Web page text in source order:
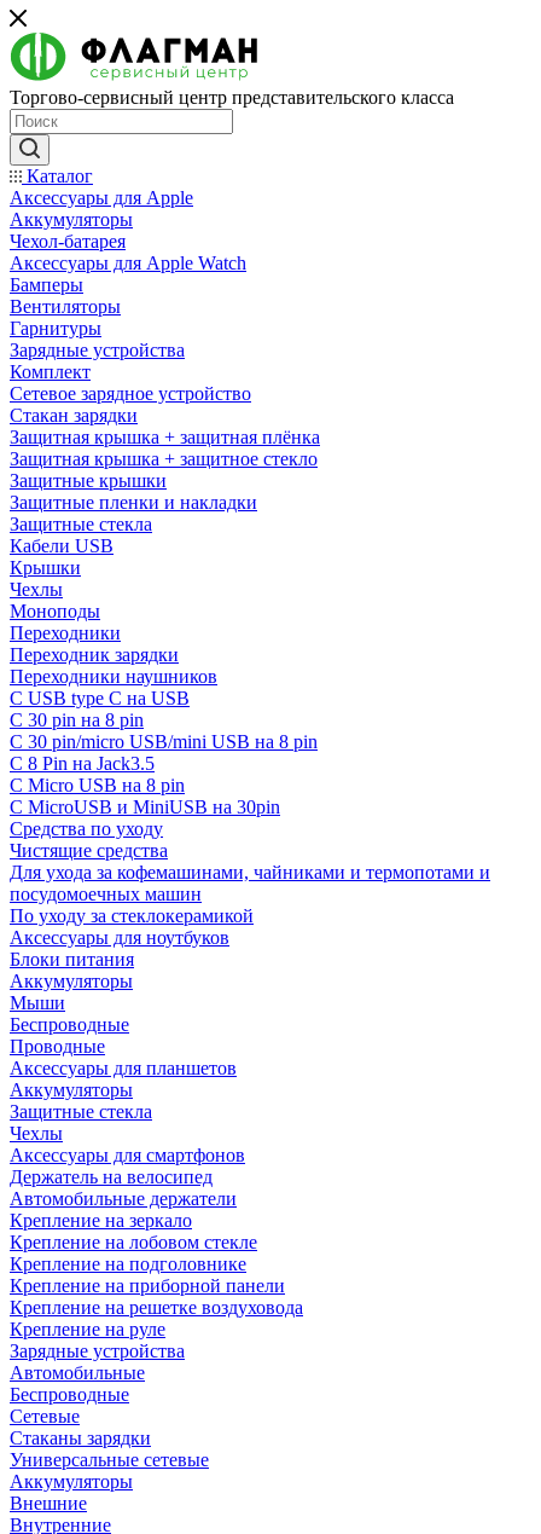
Торгово-сервисный центр представительского класса
Каталог
Аксессуары для Apple
Аккумуляторы
Чехол-батарея
Аксессуары для Apple Watch
Бамперы
Вентиляторы
Гарнитуры
Зарядные устройства
Комплект
Сетевое зарядное устройство
Стакан зарядки
Защитная крышка + защитная плёнка
Защитная крышка + защитное стекло
Защитные крышки
Защитные пленки и накладки
Защитные стекла
Кабели USB
Крышки
Чехлы
Моноподы
Переходники
Переходник зарядки
Переходники наушников
С USB type C на USB
С 30 pin на 8 pin
С 30 pin/micro USB/mini USB на 8 pin
С 8 Pin на Jack3.5
С Micro USB на 8 pin
С MicroUSB и MiniUSB на 30pin
Средства по уходу
Чистящие средства
Для ухода за кофемашинами, чайниками и термопотами и
посудомоечных машин
По уходу за стеклокерамикой
Аксессуары для ноутбуков
Блоки питания
Аккумуляторы
Мыши
Беспроводные
Проводные
Аксессуары для планшетов
Аккумуляторы
Защитные стекла
Чехлы
Аксессуары для смартфонов
Держатель на велосипед
Автомобильные держатели
Крепление на зеркало
Крепление на лобовом стекле
Крепление на подголовнике
Крепление на приборной панели
Крепление на решетке воздуховода
Крепление на руле
Зарядные устройства
Автомобильные
Беспроводные
Сетевые
Стаканы зарядки
Универсальные сетевые
Аккумуляторы
Внешние
Внутренние